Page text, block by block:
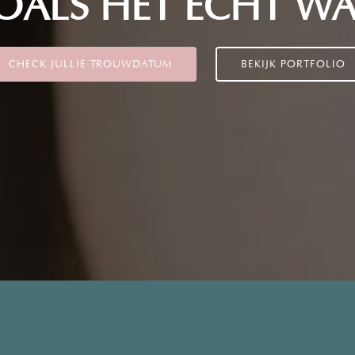
CHECK JULLIE TROUWDATUM BEKIJK PORTFOLIO